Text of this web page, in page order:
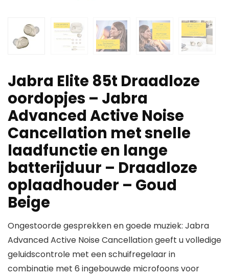
Jabra Elite 85t Draadloze
oordopjes – Jabra
Advanced Active Noise
Cancellation met snelle
laadfunctie en lange
batterijduur – Draadloze
oplaadhouder – Goud
Beige
Ongestoorde gesprekken en goede muziek: Jabra
Advanced Active Noise Cancellation geeft u volledige
geluidscontrole met een schuifregelaar in
combinatie met 6 ingebouwde microfoons voor